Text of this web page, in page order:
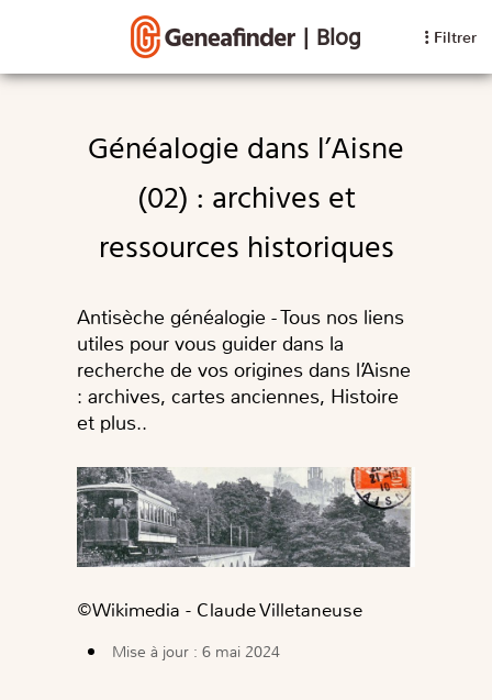
| Blog Filtrer
Généalogie dans l’Aisne
(02) : archives et
ressources historiques
Antisèche généalogie - Tous nos liens
utiles pour vous guider dans la
recherche de vos origines dans l’Aisne
: archives, cartes anciennes, Histoire
et plus..
©️Wikimedia - Claude Villetaneuse
Mise à jour : 6 mai 2024